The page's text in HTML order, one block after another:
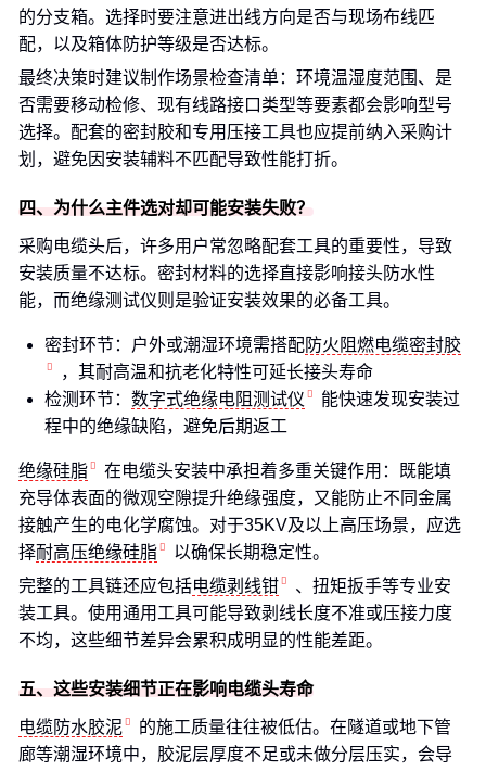
的分支箱。选择时要注意进出线方向是否与现场布线匹
配，以及箱体防护等级是否达标。
最终决策时建议制作场景检查清单：环境温湿度范围、是
否需要移动检修、现有线路接口类型等要素都会影响型号
选择。配套的密封胶和专用压接工具也应提前纳入采购计
划，避免因安装辅料不匹配导致性能打折。
四、为什么主件选对却可能安装失败？
采购电缆头后，许多用户常忽略配套工具的重要性，导致
安装质量不达标。密封材料的选择直接影响接头防水性
能，而绝缘测试仪则是验证安装效果的必备工具。
密封环节：户外或潮湿环境需搭配防火阻燃电缆密封胶
，其耐高温和抗老化特性可延长接头寿命
检测环节： 数字式绝缘电阻测试仪
能快速发现安装过
程中的绝缘缺陷，避免后期返工
绝缘硅脂
在电缆头安装中承担着多重关键作用：既能填
充导体表面的微观空隙提升绝缘强度，又能防止不同金属
接触产生的电化学腐蚀。对于35KV及以上高压场景，应选
择耐高压绝缘硅脂
以确保长期稳定性。
完整的工具链还应包括电缆剥线钳
、扭矩扳手等专业安
装工具。使用通用工具可能导致剥线长度不准或压接力度
不均，这些细节差异会累积成明显的性能差距。
五、这些安装细节正在影响电缆头寿命
电缆防水胶泥
的施工质量往往被低估。在隧道或地下管
廊等潮湿环境中，胶泥层厚度不足或未做分层压实，会导